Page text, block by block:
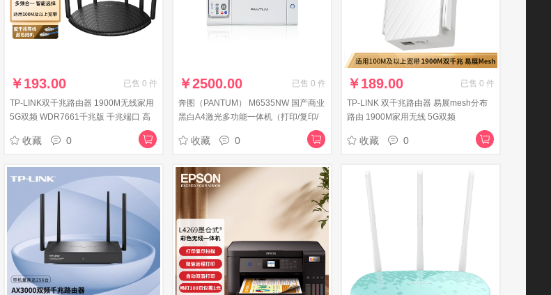
￥193.00 已售 0 件
TP-LINK双千兆路由器 1900M无线家用
5G双频 WDR7661千兆版 千兆端口 高
收藏 0
￥2500.00 已售 0 件
奔图（PANTUM） M6535NW 国产商业
黑白A4激光多功能一体机（打印/复印/
扫描） M6535NW（WIFI无线打印机）
收藏 0
￥189.00 已售 0 件
TP-LINK 双千兆路由器 易展mesh分布
路由 1900M家用无线 5G双频
收藏 0